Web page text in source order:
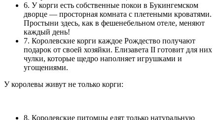
6. У корги есть собственные покои в Букингемском
дворце — просторная комната с плетеными кроватями.
Простыни здесь, как в фешенебельном отеле, меняют
каждый день!
7. Королевские корги каждое Рождество получают
подарок от своей хозяйки. Елизавета II готовит для них
чулки, которые щедро наполняет игрушками и
угощениями.
У королевы живут не только корги:
8. Королевские питомцы едят только натуральную